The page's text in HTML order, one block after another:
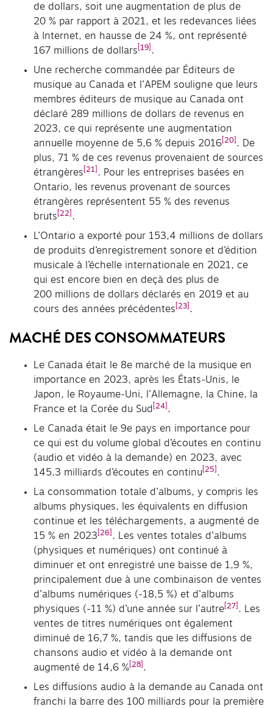
de dollars, soit une augmentation de plus de
20 % par rapport à 2021, et les redevances liées
à Internet, en hausse de 24 %, ont représenté
167 millions de dollars [19] .
Une recherche commandée par Éditeurs de
musique au Canada et l’APEM souligne que leurs
membres éditeurs de musique au Canada ont
déclaré 289 millions de dollars de revenus en
2023, ce qui représente une augmentation
annuelle moyenne de 5,6 % depuis 2016 [20] . De
plus, 71 % de ces revenus provenaient de sources
étrangères [21] . Pour les entreprises basées en
Ontario, les revenus provenant de sources
étrangères représentent 55 % des revenus
bruts [22] .
L’Ontario a exporté pour 153,4 millions de dollars
de produits d’enregistrement sonore et d’édition
musicale à l’échelle internationale en 2021, ce
qui est encore bien en deçà des plus de
200 millions de dollars déclarés en 2019 et au
cours des années précédentes [23] .
MACHÉ DES CONSOMMATEURS
Le Canada était le 8e marché de la musique en
importance en 2023, après les États-Unis, le
Japon, le Royaume-Uni, l’Allemagne, la Chine, la
France et la Corée du Sud [24] .
Le Canada était le 9e pays en importance pour
ce qui est du volume global d’écoutes en continu
(audio et vidéo à la demande) en 2023, avec
145,3 milliards d’écoutes en continu [25] .
La consommation totale d’albums, y compris les
albums physiques, les équivalents en diffusion
continue et les téléchargements, a augmenté de
15 % en 2023 [26] . Les ventes totales d’albums
(physiques et numériques) ont continué à
diminuer et ont enregistré une baisse de 1,9 %,
principalement due à une combinaison de ventes
d’albums numériques (-18,5 %) et d’albums
physiques (-11 %) d’une année sur l’autre [27] . Les
ventes de titres numériques ont également
diminué de 16,7 %, tandis que les diffusions de
chansons audio et vidéo à la demande ont
augmenté de 14,6 % [28] .
Les diffusions audio à la demande au Canada ont
franchi la barre des 100 milliards pour la première